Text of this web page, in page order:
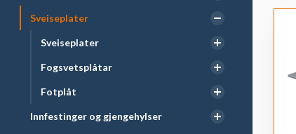
Sveiseplater
Sveiseplater
Fogsvetsplåtar
Fotplåt
Innfestinger og gjengehylser